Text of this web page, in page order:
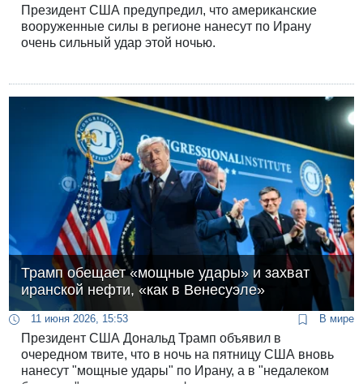
Президент США предупредил, что американские
вооруженные силы в регионе нанесут по Ирану
очень сильный удар этой ночью.
Трамп обещает «мощные удары» и захват
иранской нефти, «как в Венесуэле»
11 июня 2026, 15:53 В мире
Президент США Дональд Трамп объявил в
очередном твите, что в ночь на пятницу США вновь
нанесут "мощные удары" по Ирану, а в "недалеком